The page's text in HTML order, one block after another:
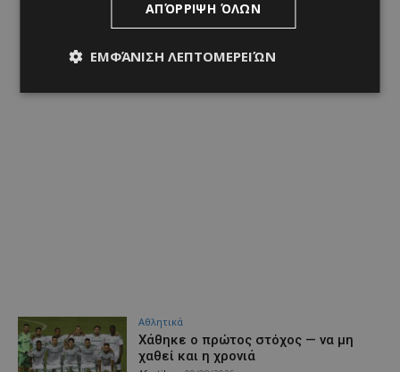
Αθλητικά
Χάθηκε ο πρώτος στόχος — να μη
χαθεί και η χρονιά
ΑΠΌΡΡΙΨΗ ΌΛΩΝ
ΕΜΦΆΝΙΣΗ ΛΕΠΤΟΜΕΡΕΙΏΝ